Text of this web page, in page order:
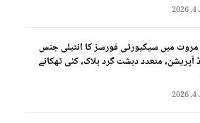
میں سیکیورٹی فورسز کا انٹیلی جنس
آپریشن، متعدد دہشت گرد ہلاک، کئی ٹھکانے